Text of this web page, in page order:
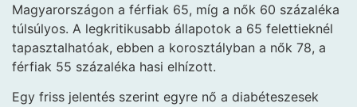
Magyarországon a férfiak 65, míg a nők 60 százaléka
túlsúlyos. A legkritikusabb állapotok a 65 felettieknél
tapasztalhatóak, ebben a korosztályban a nők 78, a
férfiak 55 százaléka hasi elhízott.
Egy friss jelentés szerint egyre nő a diabéteszesek